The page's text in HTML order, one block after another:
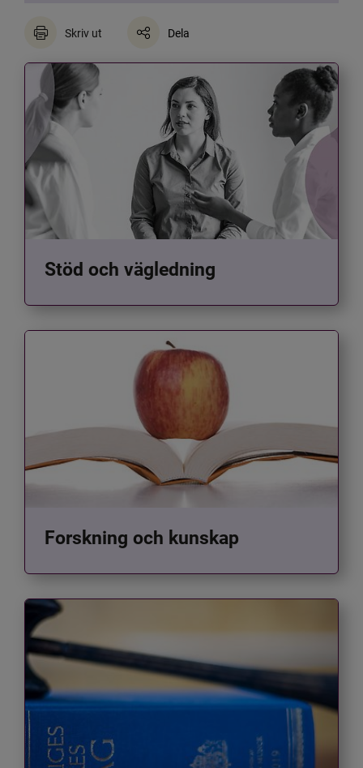
Skriv ut Dela
Stöd och vägledning
Forskning och kunskap